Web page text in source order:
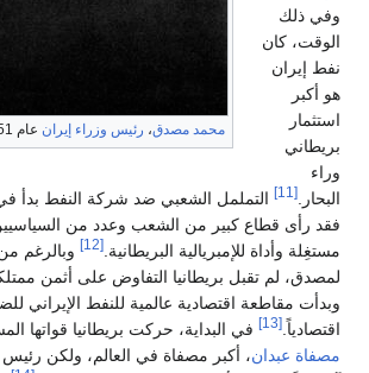
محمد مصدق، رئيس وزراء إيران عام 1951.
وفي ذلك
الوقت، كان
نفط إيران
هو أكبر
استثمار
بريطاني
وراء
البحار.
[11]
التململ الشعبي ضد شركة النفط بدأ في
فقد رأى قطاع كبير من الشعب وعدد من
مستغِلة وأداة للإمبريالية البريطانية. [12]
وبالرغم
لمصدق، لم تقبل بريطانيا التفاوض على أثمن
وبدأت مقاطعة اقتصادية عالمية للنفط الإيراني
اقتصادياً. [13]
في البداية، حركت بريطانيا قواتها
مصفاة عبدان، أكبر مصفاة في العالم، ولكن رئيس